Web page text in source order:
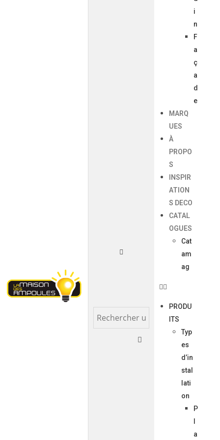
i
n
F
a
ç
a
d
e
MARQ
UES
À
PROPO
S
INSPIR
ATION
S DECO
CATAL
OGUES
Cat
am
ag
PRODU
ITS
Typ
es
d’in
stal
lati
on
P
a